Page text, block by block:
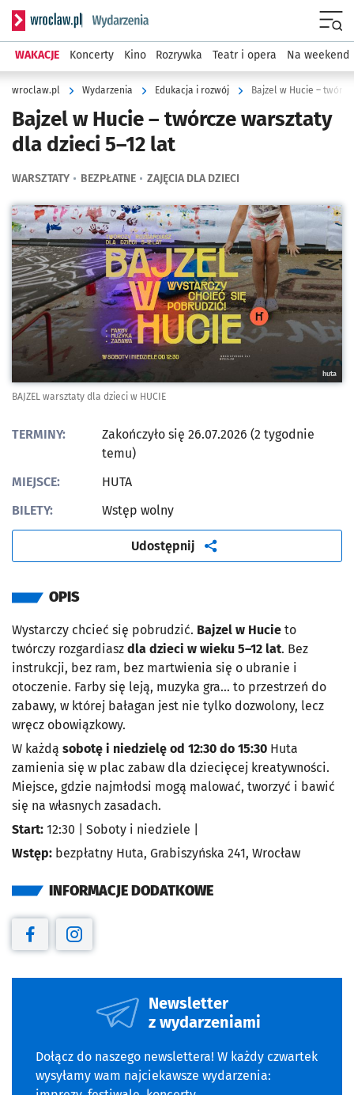
Serwis informacyjny wroclaw.pl podserwis: Wydarzenia
WAKACJE Koncerty Kino Rozrywka Teatr i opera Na weekend
wroclaw.pl Wydarzenia Edukacja i rozwój Bajzel w Hucie –
Bajzel w Hucie – twórcze warsztaty
dla dzieci 5–12 lat
WARSZTATY BEZPŁATNE ZAJĘCIA DLA DZIECI
Kliknij, aby powiększyć
huta
BAJZEL warsztaty dla dzieci w HUCIE
TERMINY:
Zakończyło się 26.07.2026 (2 tygodnie
temu)
MIEJSCE:
HUTA
BILETY:
Wstęp wolny
Udostępnij artykuł
OPIS
Wystarczy chcieć się pobrudzić. Bajzel w Hucie to
twórczy rozgardiasz dla dzieci w wieku 5–12 lat. Bez
instrukcji, bez ram, bez martwienia się o ubranie i
otoczenie. Farby się leją, muzyka gra... to przestrzeń do
zabawy, w której bałagan jest nie tylko dozwolony, lecz
wręcz obowiązkowy.
W każdą sobotę i niedzielę od 12:30 do 15:30 Huta
zamienia się w plac zabaw dla dziecięcej kreatywności.
Miejsce, gdzie najmłodsi mogą malować, tworzyć i bawić
się na własnych zasadach.
Start: 12:30 | Soboty i niedziele |
Wstęp: bezpłatny Huta, Grabiszyńska 241, Wrocław
INFORMACJE DODATKOWE
Otwiera się w nowej karcie
Otwiera się w nowej karcie
Newsletter
z wydarzeniami
Dołącz do naszego newslettera! W każdy czwartek
wysyłamy wam najciekawsze wydarzenia: